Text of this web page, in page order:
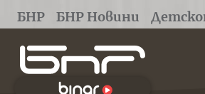
БНР БНР Новини